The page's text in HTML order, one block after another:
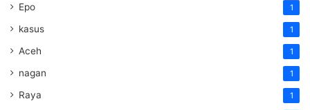
Epo 1
kasus 1
Aceh 1
nagan 1
Raya 1